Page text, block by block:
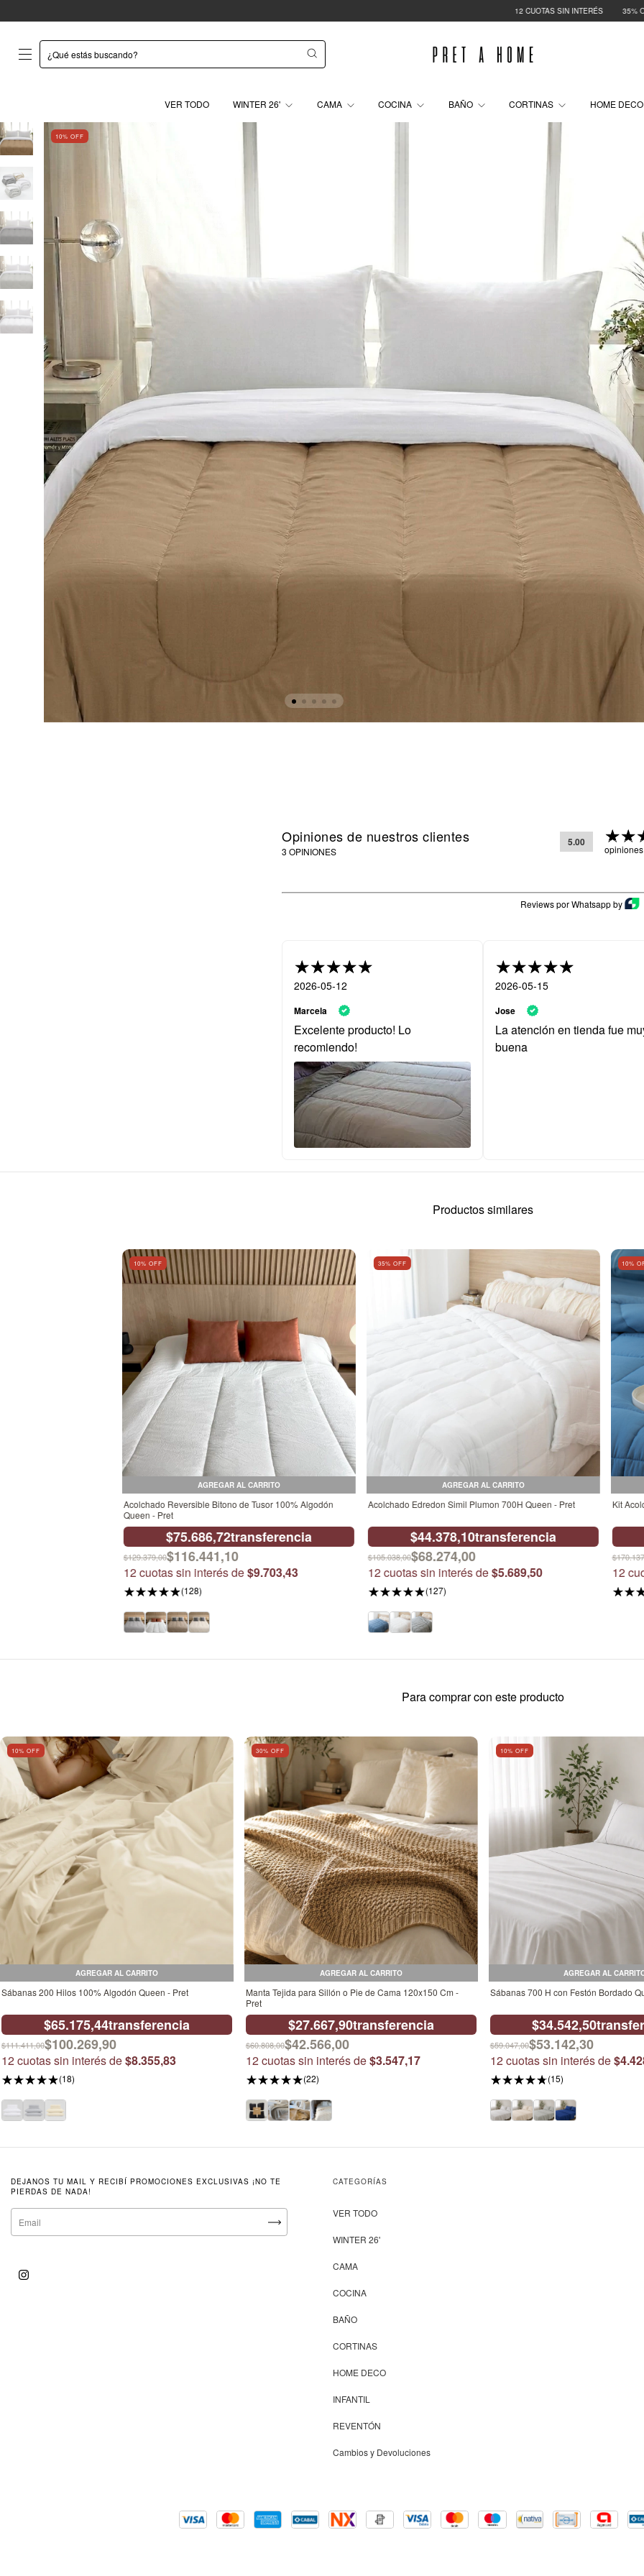
35% OFF CON TRANSFERENCIA CHAU
VER TODO WINTER 26' CAMA COCINA BAÑO CORTINAS HOME
10% OFF
Opiniones de nuestros clientes
3 OPINIONES
5.00
Reviews por Whatsapp by
2026-05-12
Marcela
Excelente producto! Lo
recomiendo!
2026-05-15
Jose
La atención en tienda fue
buena
Productos similares
10% OFF
AGREGAR AL CARRITO
Acolchado Reversible Bitono de Tusor 100% Algodón
Queen - Pret
$75.686,72transferencia
$129.379,00$116.441,10
12 cuotas sin interés de$9.703,43
(128)
35% OFF
AGREGAR AL CARRITO
Acolchado Edredon Simil Plumon 700H Queen - Pret
$44.378,10transferencia
$105.038,00$68.274,00
12 cuotas sin interés de$5.689,50
(127)
10%
Kit
12
Para comprar con este producto
10% OFF
AGREGAR AL CARRITO
Sábanas 200 Hilos 100% Algodón Queen - Pret
$65.175,44transferencia
$111.411,00$100.269,90
12cuotas sin interés de$8.355,83
(18)
30% OFF
AGREGAR AL CARRITO
Manta Tejida para Sillón o Pie de Cama 120x150 Cm -
Pret
$27.667,90transferencia
$60.808,00$42.566,00
12cuotas sin interés de$3.547,17
(22)
10% OFF
AGREGAR AL
Sábanas 700 H con Festón Bordado
$34.542,50
$59.047,00$53.142,30
12cuotas sin interés de
(15)
DEJANOS TU MAIL Y RECIBÍ PROMOCIONES EXCLUSIVAS ¡NO TE
PIERDAS DE NADA!
CATEGORÍAS
VER TODO
WINTER 26'
CAMA
COCINA
BAÑO
CORTINAS
HOME DECO
INFANTIL
REVENTÓN
Cambios y Devoluciones